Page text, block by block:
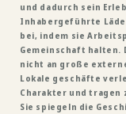
und dadurch sein
Inhabergeführte
bei, indem sie
Gemeinschaft halten.
nicht an große
Lokale geschäfte
Charakter und
Sie spiegeln die